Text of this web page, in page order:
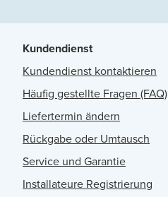
Kundendienst
Kundendienst kontaktieren
Häufig gestellte Fragen (FAQ)
Liefertermin ändern
Rückgabe oder Umtausch
Service und Garantie
Installateure Registrierung